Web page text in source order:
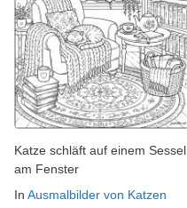
Katze schläft auf einem Sessel
am Fenster
In Ausmalbilder von Katzen